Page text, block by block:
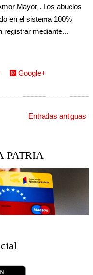
Mayor . Los abuelos
en el sistema 100%
registrar mediante...
Google+
Entradas antiguas
PATRIA